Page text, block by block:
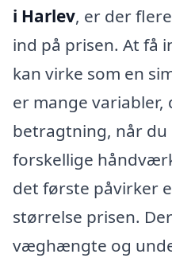
i Harlev, er der
ind på prisen. At få
kan virke som en
er mange variabler,
betragtning, når
forskellige
det første påvirker
størrelse prisen.
væghængte og